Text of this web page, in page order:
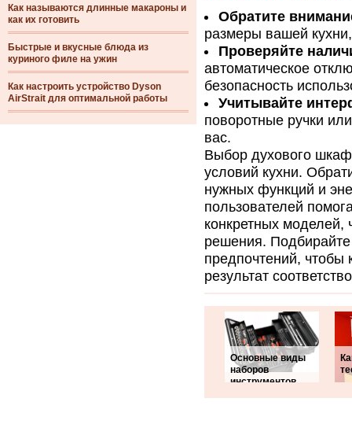
Как называются длинные макароны и
как их готовить
Быстрые и вкусные блюда из
куриного филе на ужин
Как настроить устройство Dyson
AirStrait для оптимальной работы
Обратите
размеры вашей
Проверяйте
автоматическое
безопасность
Учитывайте
поворотные ручки
вас.
Выбор духового
условий кухни.
нужных функций и
пользователей
конкретных моделей,
решения. Подбирайте
предпочтений, чтобы
результат
Основные виды
наборов
инструментов